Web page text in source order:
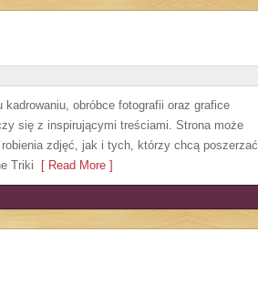
obróbce fotografii oraz grafice
się z inspirującymi treściami. Strona może
zdjęć, jak i tych, którzy chcą poszerzać
Triki [ Read More ]